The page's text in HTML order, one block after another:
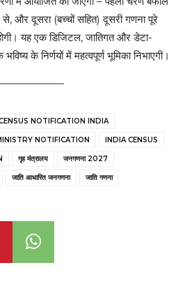
और दूसरा (बच्चों सहित) दूसरी गणना पूरे
यह एक डिजिटल, जातिगत और डेटा-
के निर्णयों में महत्वपूर्ण भूमिका निभाएगी।
NOTIFICATION INDIA
NOTIFICATION INDIA CENSUS
गृह मंत्रालय जनगणना 2027
जाति आधारित जनगणना जाति गणना